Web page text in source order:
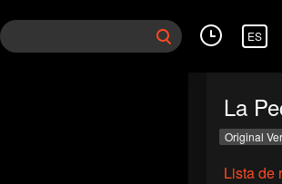
ES
La
Original
Lista de